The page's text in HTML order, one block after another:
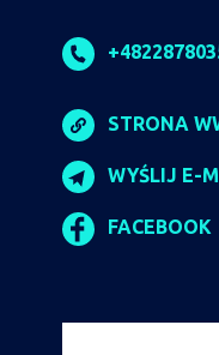
STRONA
WYŚLIJ E-
FACEBOOK